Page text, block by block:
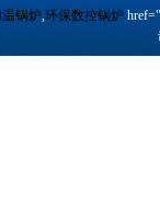
锅炉,环保数控锅炉